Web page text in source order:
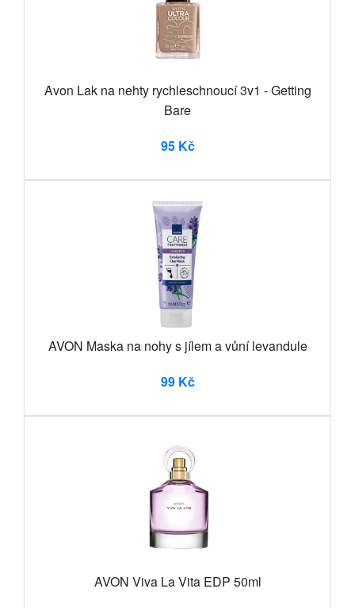
Avon Lak na nehty rychleschnoucí 3v1 - Getting
Bare
95 Kč
AVON Maska na nohy s jílem a vůní levandule
99 Kč
AVON Viva La Vita EDP 50ml